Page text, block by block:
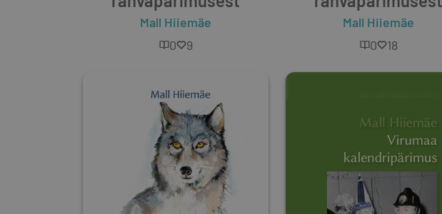
Mall Hiiemäe
0
9
Mall Hiiemäe
0
18